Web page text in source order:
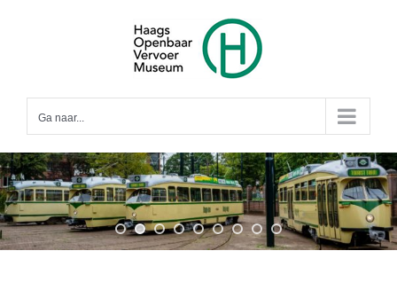
Ga naar...